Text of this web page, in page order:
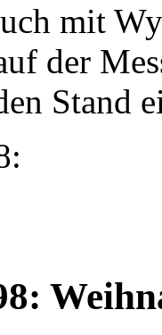
mit
der
Stand